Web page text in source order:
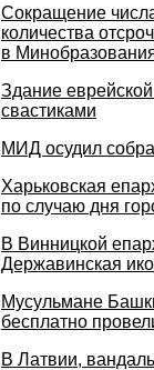
Сокращение
количества
в
Здание
свастиками
МИД осудил
Харьковская
по случаю дня
В Винницкой
Державинская
Мусульмане
бесплатно
В Латвии,